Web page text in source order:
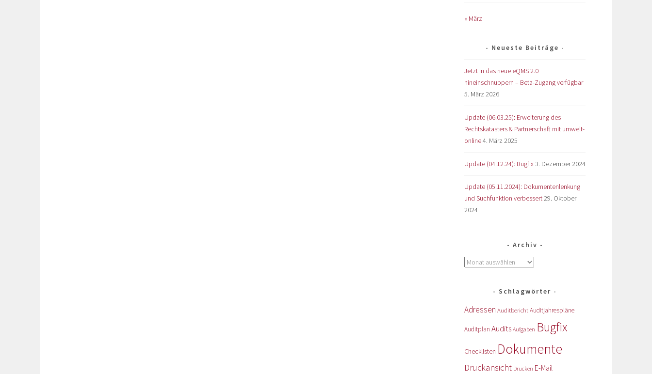
« März
Neueste Beiträge
Jetzt in das neue eQMS 2.0
hineinschnuppern – Beta-Zugang verfügbar
5. März 2026
Update (06.03.25): Erweiterung des
Rechtskatasters & Partnerschaft mit umwelt-
online4. März 2025
Update (04.12.24): Bugfix 3. Dezember 2024
Update (05.11.2024): Dokumentenlenkung
und Suchfunktion verbessert29. Oktober
2024
Archiv
Schlagwörter
Adressen AuditberichtAuditjahrespläne
Auditplan Audits Aufgaben Bugfix
Checklisten Dokumente
Druckansicht Drucken E-Mail